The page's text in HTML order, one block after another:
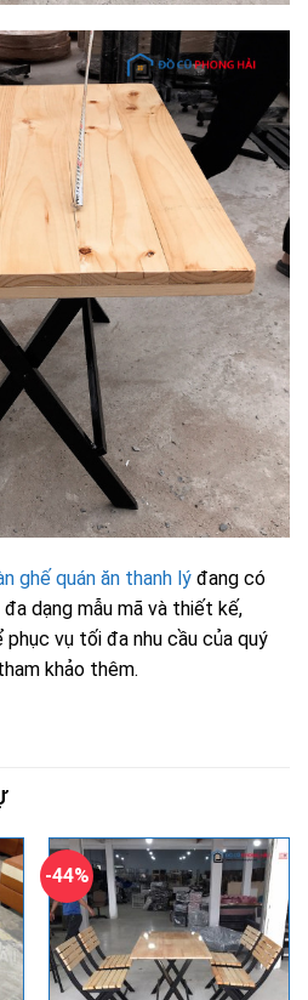
ghế quán ăn thanh lý đang có
dạng mẫu mã và thiết kế,
vụ tối đa nhu cầu của quý
khảo thêm.
-44%